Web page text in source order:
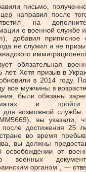
письмо,
направил после
на
о военной службе
добавил приписное
не служил и не
обязательная
лет. Хотя призыв в
в 2014 году.
все мужчины в
были обязаны
и пройти
для возможной
вы указали,
достижения 25
во время
вы должны
освобождении от
военных
органом”, —